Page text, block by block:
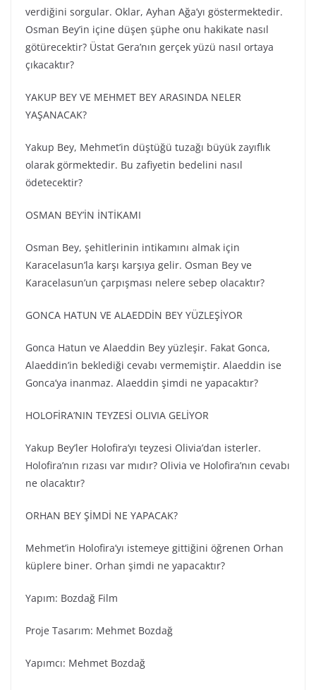
verdiğini sorgular. Oklar, Ayhan Ağa’yı göstermektedir.
Osman Bey’in içine düşen şüphe onu hakikate nasıl
götürecektir? Üstat Gera’nın gerçek yüzü nasıl ortaya
çıkacaktır?
YAKUP BEY VE MEHMET BEY ARASINDA NELER
YAŞANACAK?
Yakup Bey, Mehmet’in düştüğü tuzağı büyük zayıflık
olarak görmektedir. Bu zafiyetin bedelini nasıl
ödetecektir?
OSMAN BEY’İN İNTİKAMI
Osman Bey, şehitlerinin intikamını almak için
Karacelasun’la karşı karşıya gelir. Osman Bey ve
Karacelasun’un çarpışması nelere sebep olacaktır?
GONCA HATUN VE ALAEDDİN BEY YÜZLEŞİYOR
Gonca Hatun ve Alaeddin Bey yüzleşir. Fakat Gonca,
Alaeddin’in beklediği cevabı vermemiştir. Alaeddin ise
Gonca’ya inanmaz. Alaeddin şimdi ne yapacaktır?
HOLOFİRA’NIN TEYZESİ OLIVIA GELİYOR
Yakup Bey’ler Holofira’yı teyzesi Olivia’dan isterler.
Holofira’nın rızası var mıdır? Olivia ve Holofira’nın cevabı
ne olacaktır?
ORHAN BEY ŞİMDİ NE YAPACAK?
Mehmet’in Holofira’yı istemeye gittiğini öğrenen Orhan
küplere biner. Orhan şimdi ne yapacaktır?
Yapım: Bozdağ Fi̇lm
Proje Tasarım: Mehmet Bozdağ
Yapımcı: Mehmet Bozdağ